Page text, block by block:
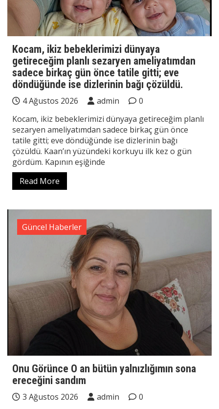
Kocam, ikiz bebeklerimizi dünyaya
getireceğim planlı sezaryen ameliyatımdan
sadece birkaç gün önce tatile gitti; eve
döndüğünde ise dizlerinin bağı çözüldü.
4 Ağustos 2026 admin
0
Kocam, ikiz bebeklerimizi dünyaya getireceğim planlı
sezaryen ameliyatımdan sadece birkaç gün önce
tatile gitti; eve döndüğünde ise dizlerinin bağı
çözüldü. Kaan’ın yüzündeki korkuyu ilk kez o gün
gördüm. Kapının eşiğinde
Read More
Güncel Haberler
Onu Görünce O an bütün yalnızlığımın sona
ereceğini sandım
3 Ağustos 2026 admin
0